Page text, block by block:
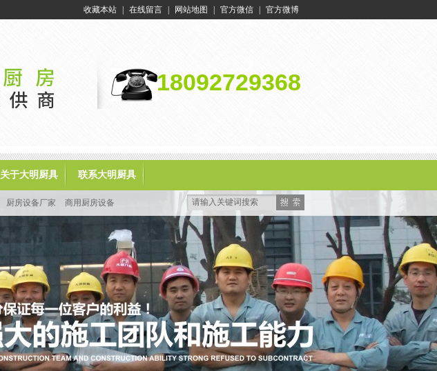
收藏本站 在线留言 网站地图 官方微信 官方微博
18092729368
关于大明厨具 联系大明厨具
厨房设备厂家 商用厨房设备